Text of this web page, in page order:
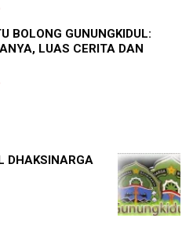
BOLONG GUNUNGKIDUL:
LUAS CERITA DAN
DHAKSINARGA